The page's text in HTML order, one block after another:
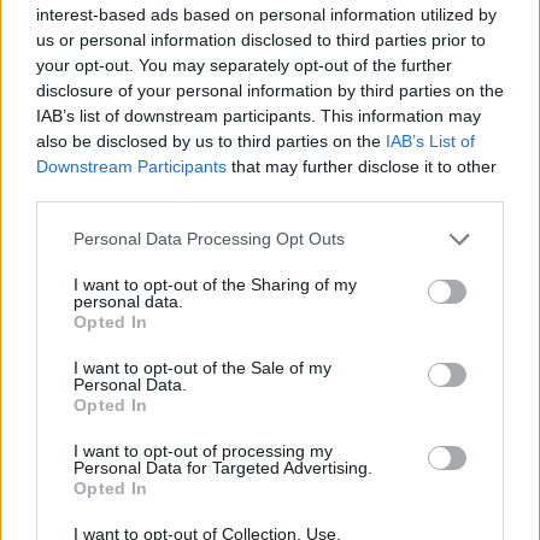
interest-based ads based on personal information utilized by
us or personal information disclosed to third parties prior to
your opt-out. You may separately opt-out of the further
disclosure of your personal information by third parties on the
IAB’s list of downstream participants. This information may
also be disclosed by us to third parties on the IAB’s List of
Downstream Participants that may further disclose it to other
Please note that this website/app uses one or more Google
not limited to your visit or usage behaviour. You may click to
grant or deny consent to Google and its third-party tags to
use your data for below specified purposes in below Google
consent section.
Personal Data Processing Opt Outs
I want to opt-out of the Sharing of my
personal data.
Opted In
I want to opt-out of the Sale of my
Personal Data.
Opted In
I want to opt-out of processing my
Personal Data for Targeted Advertising.
Opted In
I want to opt-out of Collection, Use,
Per l’Ungheria, questa combinazione è particolarmente
pericolosa, perché l’inflazione è stata una delle questioni
politicamente ed economicamente più sensibili degli ultimi
Le prospettive di crescita si oscurano per l’industria
ungherese
L’economia ungherese, che si basa sul settore manifatturiero,
dall’energia. Gli stabilimenti automobilistici, le fabbriche di
affrontare costi operativi significativamente più elevati
quando il gas e il petrolio rimangono elevati per mesi.
possibili rischi di stagflazione a causa della crisi di Hormuz,
l’Ungheria potrebbe essere tra i Paesi più colpiti dell’Europa
Più a lungo durerà l’interruzione del trasporto marittimo,
maggiore sarà il rischio che la produzione industriale, le